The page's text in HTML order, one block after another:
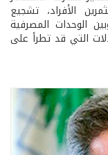
الأفراد، تشجيع
الوحدات المصرفية
التي قد تطرأ على